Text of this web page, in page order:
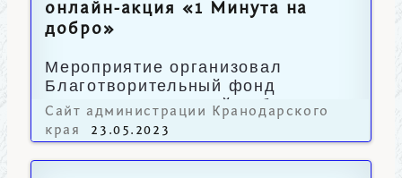
онлайн-акция «1 Минута на
добро»
Мероприятие организовал
Благотворительный фонд
помощи детям «Край добра».
Сайт администрации Кранодарского
края
23.05.2023